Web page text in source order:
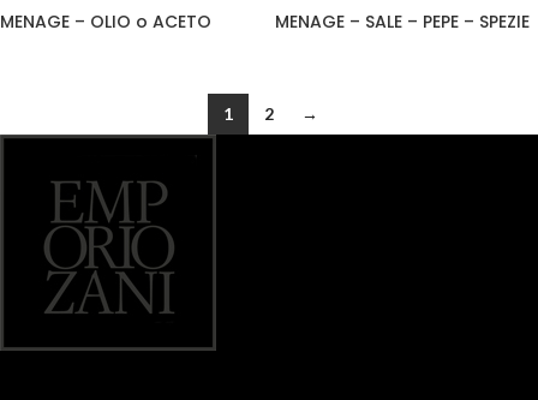
MENAGE – OLIO o ACETO MENAGE – SALE – PEPE – SPEZIE
1 2 →